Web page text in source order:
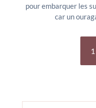
pour embarquer les
car un